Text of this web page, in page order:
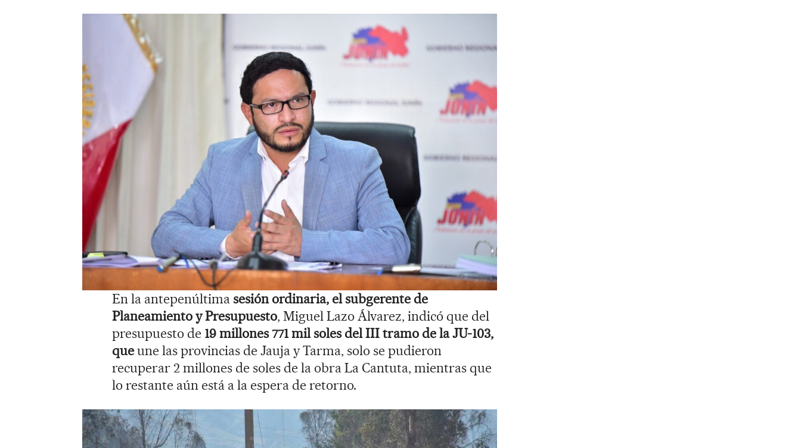
En la antepenúltimasesión ordinaria, el subgerente de
Planeamiento y Presupuesto, Miguel Lazo Álvarez, indicó que del
presupuesto de 19 millones 771 mil soles del III tramo de la JU-103,
queune las provincias de Jauja y Tarma, solo se pudieron
recuperar 2 millones de soles de la obra La Cantuta, mientras que
lo restante aún está a la espera de retorno.